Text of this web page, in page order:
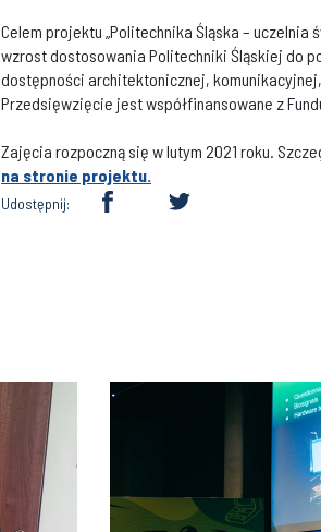
Celem projektu „Politechnika Śląska –
wzrost dostosowania Politechniki Śląskiej do
dostępności architektonicznej,
Przedsięwzięcie jest współfinansowane z
Zajęcia rozpoczną się w lutym 2021 roku.
na stronie projektu.
Udostępnij: